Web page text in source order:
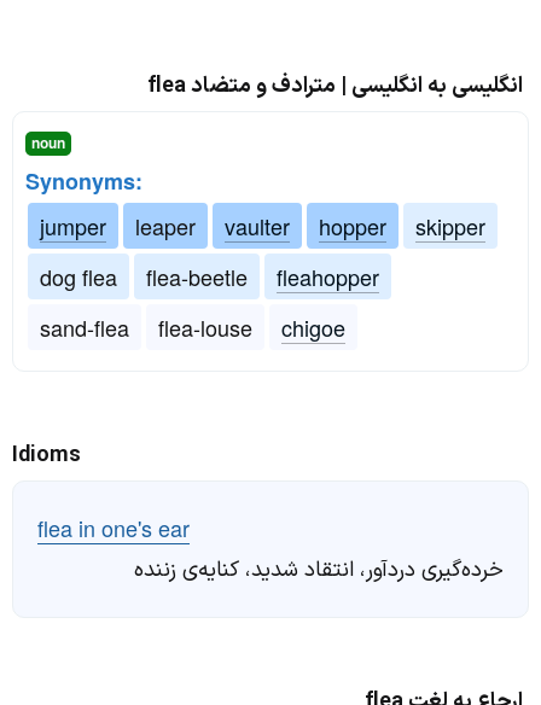
انگلیسی به انگلیسی | مترادف و متضاد flea
noun
Synonyms:
jumper
leaper vaulter hopper
skipper
dog flea
flea-beetle
fleahopper
sand-flea
flea-louse chigoe
Idioms
flea in one's ear
خرده‌گیری دردآور، انتقاد شدید، کنایه‌ی زننده